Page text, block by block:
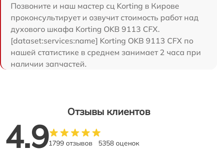
Позвоните и наш мастер сц Korting в Кирове
проконсультирует и озвучит стоимость работ над
духового шкафа Korting OKB 9113 CFX.
[dataset:services:name] Korting OKB 9113 CFX по
нашей статистике в среднем занимает 2 часа при
наличии запчастей.
Отзывы клиентов
4.91799 отзывов 5358 оценок